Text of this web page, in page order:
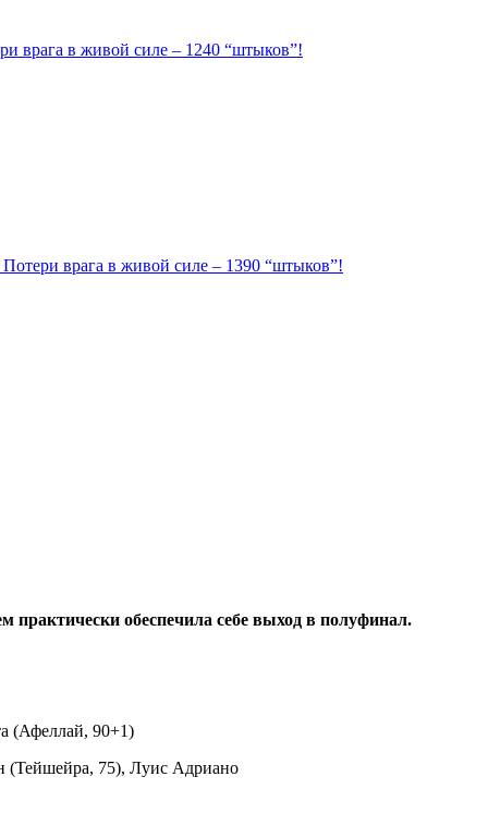
врага в живой силе – 1240 “штыков”!
врага в живой силе – 1390 “штыков”!
обеспечила себе выход в полуфинал.
(Афеллай, 90+1)
(Тейшейра, 75), Луис Адриано